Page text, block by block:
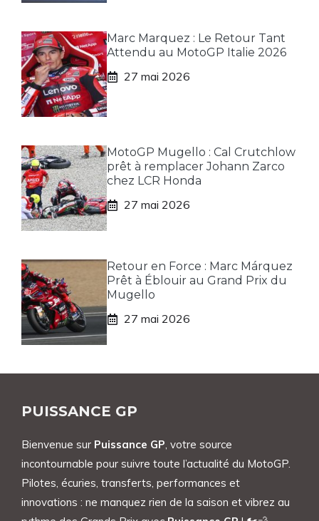
Marc Marquez : Le Retour Tant
Attendu au MotoGP Italie 2026
27 mai 2026
MotoGP Mugello : Cal Crutchlow
prêt à remplacer Johann Zarco
chez LCR Honda
27 mai 2026
Retour en Force : Marc Márquez
Prêt à Éblouir au Grand Prix du
Mugello
27 mai 2026
PUISSANCE GP
Bienvenue sur Puissance GP, votre source
incontournable pour suivre toute l’actualité du MotoGP.
Pilotes, écuries, transferts, performances et
innovations : ne manquez rien de la saison et vibrez au